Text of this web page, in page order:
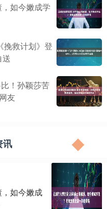
如今嫩成学
挽救计划》登
送
！孙颖莎苦
友
讯
如今嫩成